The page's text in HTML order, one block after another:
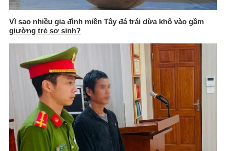
Vì sao nhiều gia đình miền Tây đá trái dừa khô vào gầm
giường trẻ sơ sinh?